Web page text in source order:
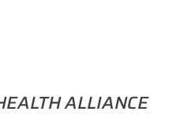
ALLIANCE